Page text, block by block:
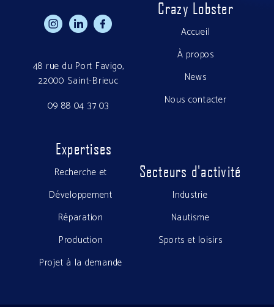
h g f
48 rue du Port Favigo,
22000 Saint-Brieuc
09 88 04 37 03
Crazy Lobster
Accueil
À propos
News
Nous contacter
Expertises
Recherche et
Développement
Réparation
Production
Projet à la demande
Secteurs d'activité
Industrie
Nautisme
Sports et loisirs